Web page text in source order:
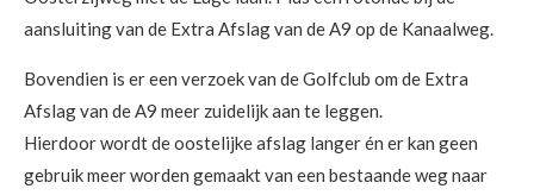
aansluiting van de Extra Afslag van de A9 op de Kanaalweg.
Bovendien is er een verzoek van de Golfclub om de Extra
Afslag van de A9 meer zuidelijk aan te leggen.
Hierdoor wordt de oostelijke afslag langer én er kan geen
gebruik meer worden gemaakt van een bestaande weg naar